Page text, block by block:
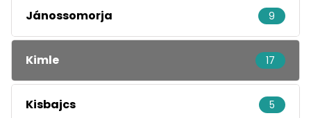
Jánossomorja 9
Kimle 17
Kisbajcs 5